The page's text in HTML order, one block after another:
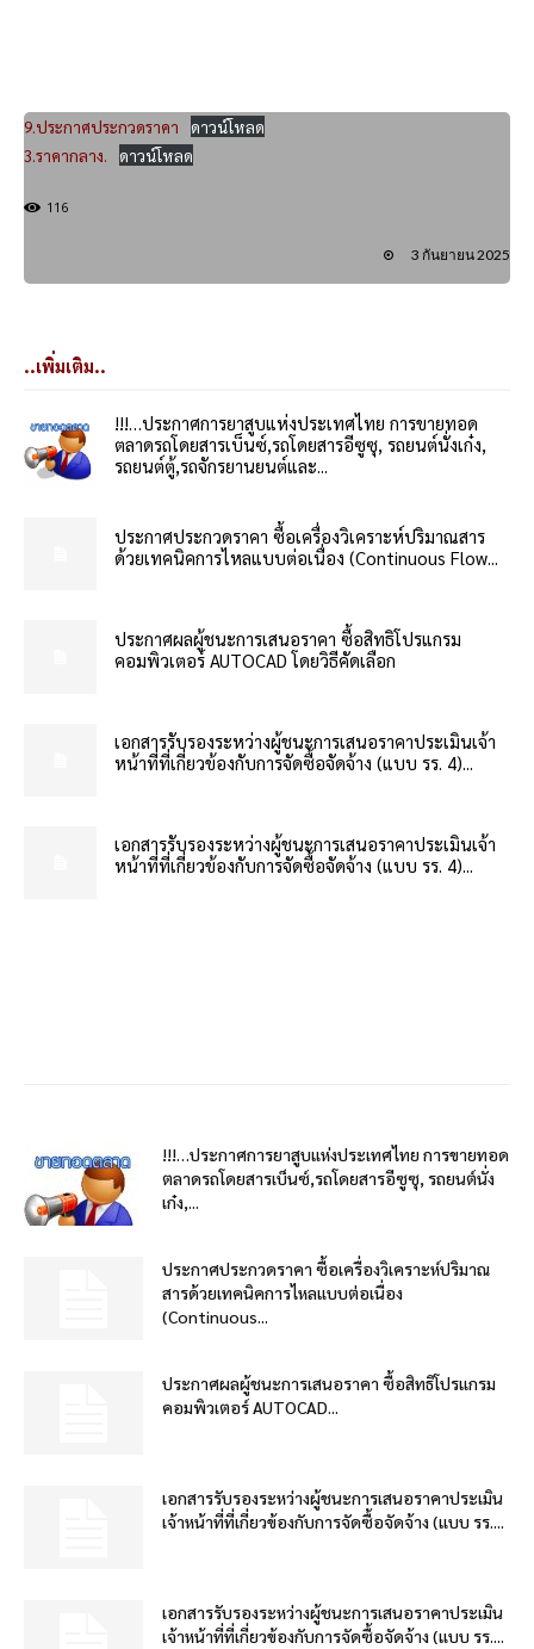
9.ประกาศประกวดราคา
ดาวน์โหลด
3.ราคากลาง.
ดาวน์โหลด
116
3 กันยายน 2025
..เพิ่มเติม..
!!!…ประกาศการยาสูบแห่งประเทศไทย การขายทอด
ตลาดรถโดยสารเบ็นซ์,รถโดยสารอีซูซุ, รถยนต์นั่งเก๋ง,
รถยนต์ตู้,รถจักรยานยนต์และ...
ประกาศประกวดราคา ซื้อเครื่องวิเคราะห์ปริมาณสาร
ด้วยเทคนิคการไหลแบบต่อเนื่อง (Continuous Flow...
ประกาศผลผู้ชนะการเสนอราคา ซื้อสิทธิโปรแกรม
คอมพิวเตอร์ AUTOCAD โดยวิธีคัดเลือก
เอกสารรับรองระหว่างผู้ชนะการเสนอราคาประเมินเจ้า
หน้าที่ที่เกี่ยวข้องกับการจัดซื้อจัดจ้าง (แบบ รร. 4)...
เอกสารรับรองระหว่างผู้ชนะการเสนอราคาประเมินเจ้า
หน้าที่ที่เกี่ยวข้องกับการจัดซื้อจัดจ้าง (แบบ รร. 4)...
!!!…ประกาศการยาสูบแห่งประเทศไทย การขายทอด
ตลาดรถโดยสารเบ็นซ์,รถโดยสารอีซูซุ, รถยนต์นั่ง
เก๋ง,...
ประกาศประกวดราคา ซื้อเครื่องวิเคราะห์ปริมาณ
สารด้วยเทคนิคการไหลแบบต่อเนื่อง
(Continuous...
ประกาศผลผู้ชนะการเสนอราคา ซื้อสิทธิโปรแกรม
คอมพิวเตอร์ AUTOCAD...
เอกสารรับรองระหว่างผู้ชนะการเสนอราคาประเมิน
เจ้าหน้าที่ที่เกี่ยวข้องกับการจัดซื้อจัดจ้าง (แบบ รร....
เอกสารรับรองระหว่างผู้ชนะการเสนอราคาประเมิน
เจ้าหน้าที่ที่เกี่ยวข้องกับการจัดซื้อจัดจ้าง (แบบ รร....